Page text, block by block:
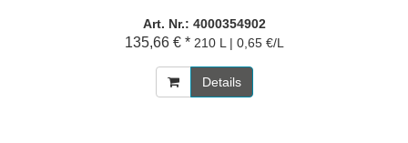
Art. Nr.: 4000354902
135,66 € * 210 L | 0,65 €/L
Details